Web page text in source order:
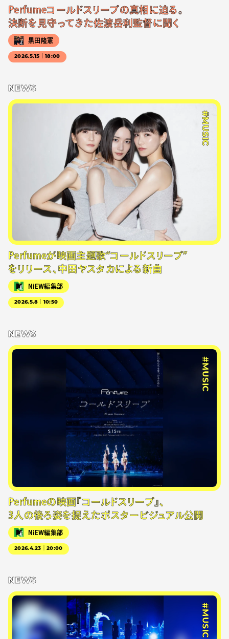
Perfumeコールドスリープの真相に迫る。
決断を見守ってきた佐渡岳利監督に聞く
黒田隆憲
2026.5.15｜18:00
NEWS
#MUSIC
Perfumeが映画主題歌“コールドスリープ”
をリリース、中田ヤスタカによる新曲
NiEW編集部
2026.5.8｜10:50
NEWS
#MUSIC
Perfumeの映画『コールドスリープ』、
3人の後ろ姿を捉えたポスタービジュアル公開
NiEW編集部
2026.4.23｜20:00
NEWS
#MUSIC